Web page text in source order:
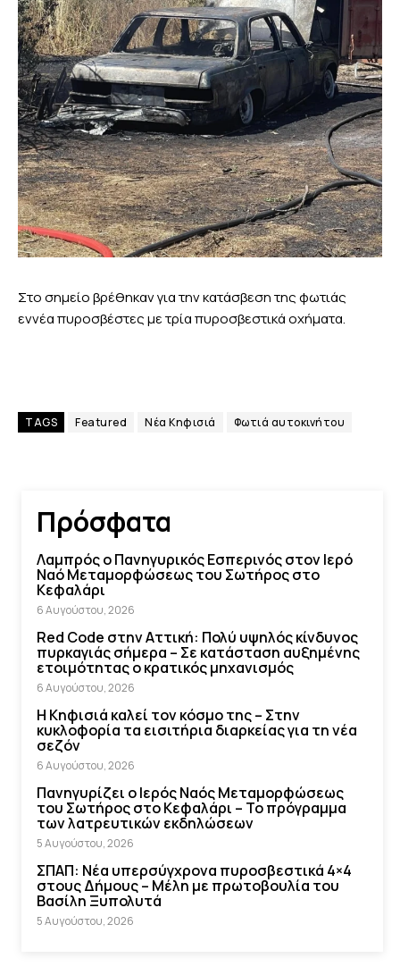
Στο σημείο βρέθηκαν για την κατάσβεση της φωτιάς
εννέα πυροσβέστες με τρία πυροσβεστικά οχήματα.
TAGS Featured Νέα Κηφισιά Φωτιά αυτοκινήτου
Πρόσφατα
Λαμπρός ο Πανηγυρικός Εσπερινός στον Ιερό
Ναό Μεταμορφώσεως του Σωτήρος στο
Κεφαλάρι
6 Αυγούστου, 2026
Red Code στην Αττική: Πολύ υψηλός κίνδυνος
πυρκαγιάς σήμερα – Σε κατάσταση αυξημένης
ετοιμότητας ο κρατικός μηχανισμός
6 Αυγούστου, 2026
Η Κηφισιά καλεί τον κόσμο της – Στην
κυκλοφορία τα εισιτήρια διαρκείας για τη νέα
σεζόν
6 Αυγούστου, 2026
Πανηγυρίζει ο Ιερός Ναός Μεταμορφώσεως
του Σωτήρος στο Κεφαλάρι – Το πρόγραμμα
των λατρευτικών εκδηλώσεων
5 Αυγούστου, 2026
ΣΠΑΠ: Νέα υπερσύγχρονα πυροσβεστικά 4×4
στους Δήμους – Μέλη με πρωτοβουλία του
Βασίλη Ξυπολυτά
5 Αυγούστου, 2026